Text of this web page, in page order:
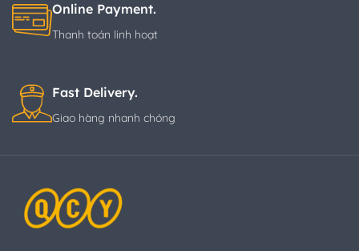
Online Payment.
Thanh toán linh hoạt
Fast Delivery.
Giao hàng nhanh chóng